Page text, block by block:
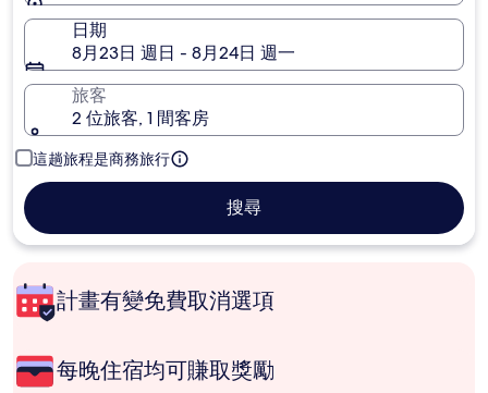
日期
8月23日 週日 - 8月24日 週一
旅客
2 位旅客, 1 間客房
這趟旅程是商務旅行
搜尋
計畫有變免費取消選項
每晚住宿均可賺取獎勵